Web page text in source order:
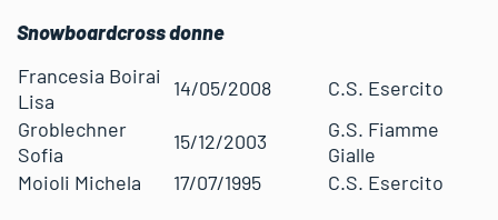
Snowboardcross donne
Francesia Boirai
Lisa
14/05/2008
C.S. Esercito
Groblechner
Sofia
15/12/2003
G.S. Fiamme
Gialle
Moioli Michela
17/07/1995 C.S. Esercito